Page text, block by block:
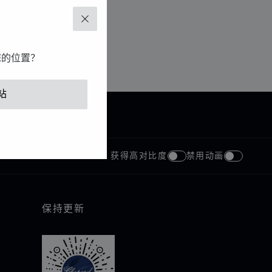
关闭
位置？
获得高对比度 禁用动画
保持更新